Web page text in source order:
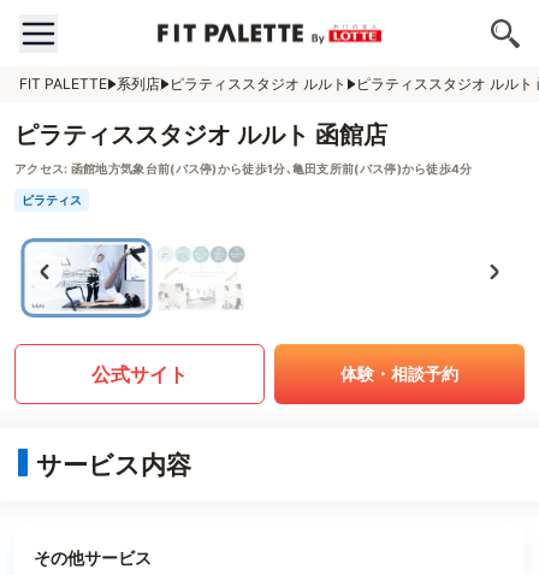
FIT PALETTE 系列店 ピラティススタジオ ルルト ピラティススタジオ ルルト
ピラティススタジオ ルルト 函館店
アクセス: 函館地方気象台前(バス停)から徒歩1分､亀田支所前(バス停)から徒歩4分
ピラティス
公式サイト 体験・相談予約
サービス内容
その他サービス